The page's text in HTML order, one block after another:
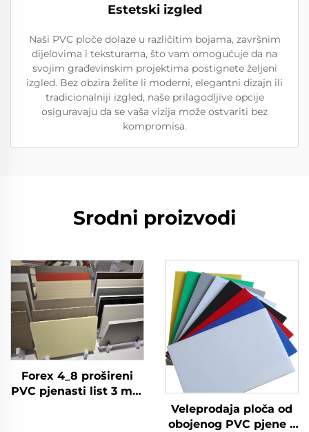
Estetski izgled
Naši PVC ploče dolaze u različitim bojama, završnim
dijelovima i teksturama, što vam omogućuje da na
svojim građevinskim projektima postignete željeni
izgled. Bez obzira želite li moderni, elegantni dizajn ili
tradicionalniji izgled, naše prilagodljive opcije
osiguravaju da se vaša vizija može ostvariti bez
kompromisa.
Srodni proizvodi
Forex 4_8 prošireni
PVC pjenasti list 3 mm
Veleprodaja ploča od
obojenog PVC pjene s